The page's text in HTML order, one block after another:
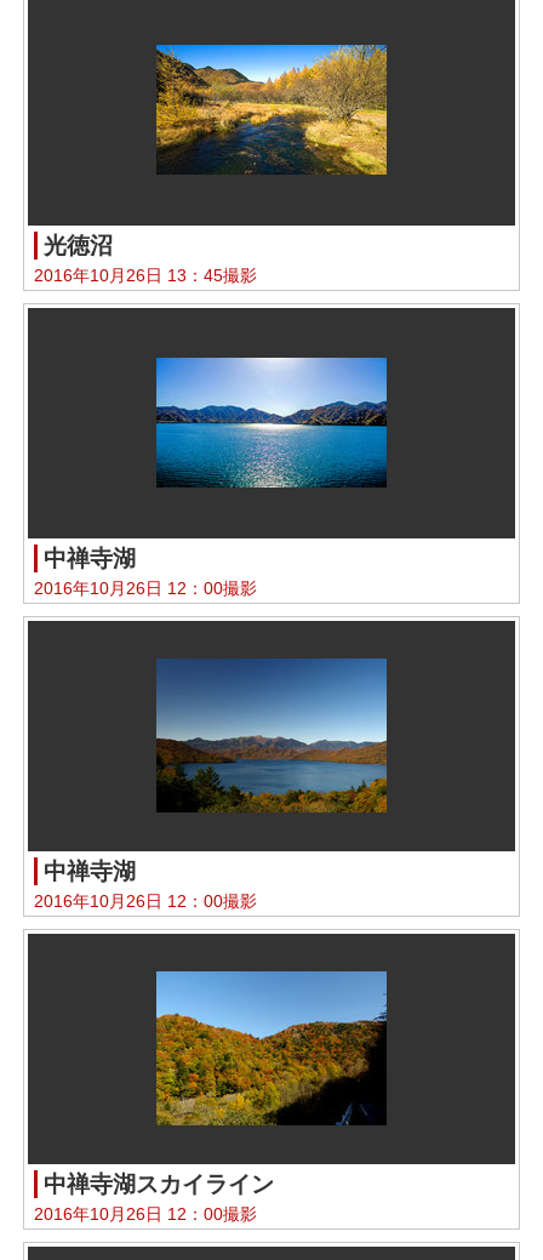
光徳沼
2016年10月26日 13：45撮影
中禅寺湖
2016年10月26日 12：00撮影
中禅寺湖
2016年10月26日 12：00撮影
中禅寺湖スカイライン
2016年10月26日 12：00撮影